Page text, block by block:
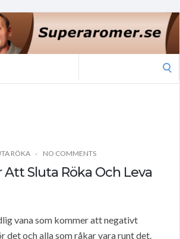
RÖKA NO COMMENTS
Att Sluta Röka Och Leva
vana som kommer att negativt
det och alla som råkar vara runt det.